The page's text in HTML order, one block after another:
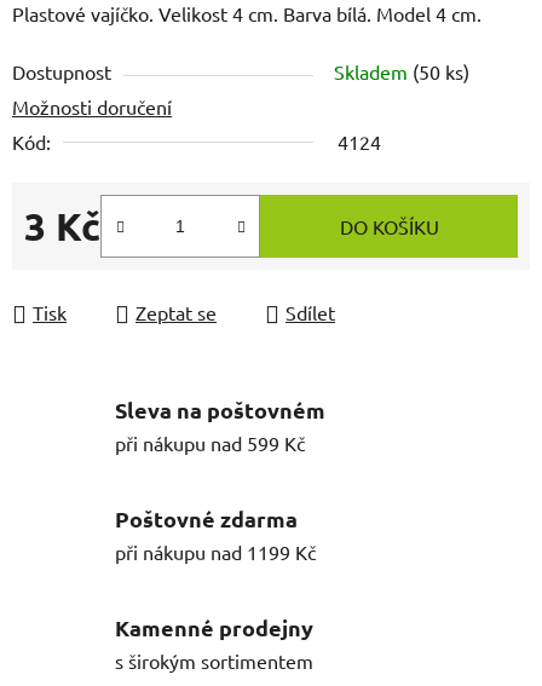
Plastové vajíčko. Velikost 4 cm. Barva bílá. Model 4 cm.
Dostupnost Skladem (50 ks)
Možnosti doručení
Kód:
4124
3 Kč
Měrná cena:
DO KOŠÍKU
Tisk Zeptat se Sdílet
Sleva na poštovném
při nákupu nad 599 Kč
Poštovné zdarma
při nákupu nad 1199 Kč
Kamenné prodejny
s širokým sortimentem